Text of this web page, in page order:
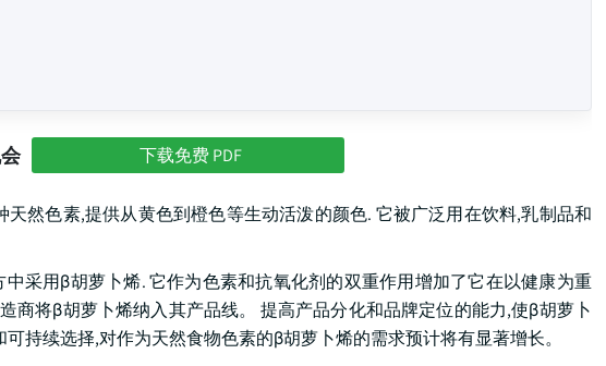
下载免费 PDF
然色素,提供从黄色到橙色等生动活泼的颜色. 它被广泛用在饮料,乳制品和
采用β胡萝卜烯. 它作为色素和抗氧化剂的双重作用增加了它在以健康为重
商将β胡萝卜烯纳入其产品线。 提高产品分化和品牌定位的能力,使β胡萝卜
持续选择,对作为天然食物色素的β胡萝卜烯的需求预计将有显著增长。